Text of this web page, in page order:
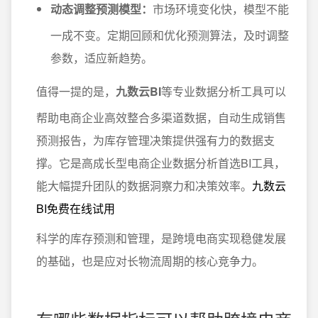
动态调整预测模型： 市场环境变化快，模型不能
一成不变。定期回顾和优化预测算法，及时调整
参数，适应新趋势。
值得一提的是， 九数云BI等专业数据分析工具可以
帮助电商企业高效整合多渠道数据，自动生成销售
预测报告，为库存管理决策提供强有力的数据支
撑。它是高成长型电商企业数据分析首选BI工具，
能大幅提升团队的数据洞察力和决策效率。 九数云
BI免费在线试用
科学的库存预测和管理，是跨境电商实现稳健发展
的基础，也是应对长物流周期的核心竞争力。